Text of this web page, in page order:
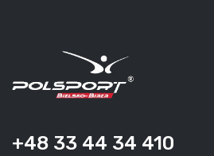
+48 33 44 34 410